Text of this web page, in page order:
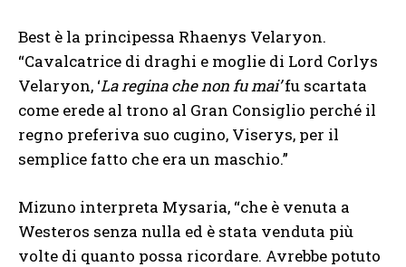
Best è la principessa Rhaenys Velaryon.
“Cavalcatrice di draghi e moglie di Lord Corlys
Velaryon, ‘La regina che non fu mai’fu scartata
come erede al trono al Gran Consiglio perché il
regno preferiva suo cugino, Viserys, per il
semplice fatto che era un maschio.”
Mizuno interpreta Mysaria, “che è venuta a
Westeros senza nulla ed è stata venduta più
volte di quanto possa ricordare. Avrebbe potuto